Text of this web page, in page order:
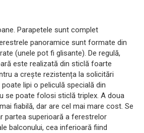
Parapetele sunt complet
panoramice sunt formate din
(unele pot fi glisante). De regulă,
este realizată din sticlă foarte
a crește rezistența la solicitări
lipi o peliculă specială din
se poate folosi sticlă triplex. A doua
fiabilă, dar are cel mai mare cost. Se
partea superioară a ferestrelor
balconului, cea inferioară fiind